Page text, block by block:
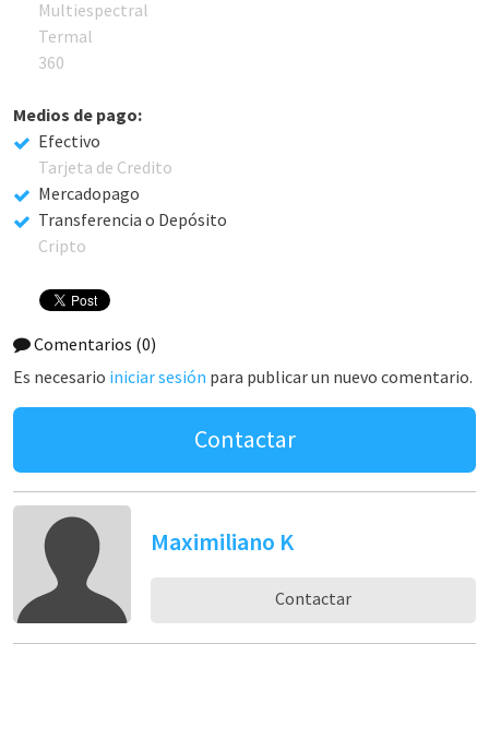
Multiespectral
Termal
360
Medios de pago:
Efectivo
Tarjeta de Credito
Mercadopago
Transferencia o Depósito
Cripto
Comentarios (0)
Es necesario iniciar sesión para publicar un nuevo comentario.
Contactar
Maximiliano K
Contactar